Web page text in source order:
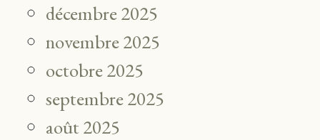
décembre 2025
novembre 2025
octobre 2025
septembre 2025
août 2025